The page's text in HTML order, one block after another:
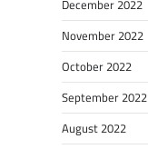
December 2022
November 2022
October 2022
September 2022
August 2022